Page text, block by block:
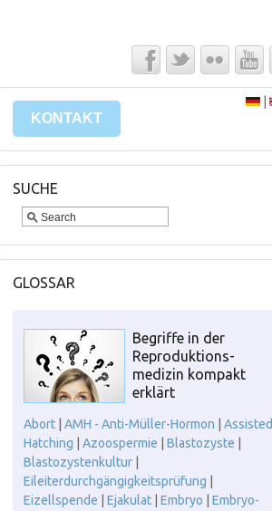
KONTAKT
SUCHE
GLOSSAR
Begriffe in der
Reproduktions-
medizin kompakt
erklärt
Abort| AMH - Anti-Müller-Hormon
Assisted
Hatching
Azoospermie Blastozyste
Blastozystenkultur|
Eileiterdurchgängigkeitsprüfung
Eizellspende
Ejakulat| Embryo
Embryo-